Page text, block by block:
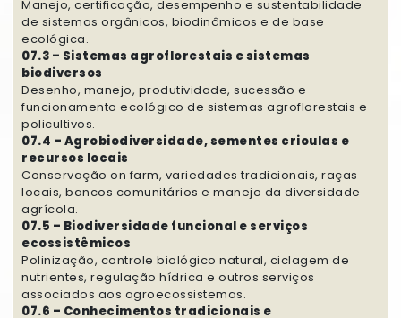
Manejo, certificação, desempenho e sustentabilidade
de sistemas orgânicos, biodinâmicos e de base
ecológica.
07.3 – Sistemas agroflorestais e sistemas
biodiversos
Desenho, manejo, produtividade, sucessão e
funcionamento ecológico de sistemas agroflorestais e
policultivos.
07.4 – Agrobiodiversidade, sementes crioulas e
recursos locais
Conservação on farm, variedades tradicionais, raças
locais, bancos comunitários e manejo da diversidade
agrícola.
07.5 – Biodiversidade funcional e serviços
ecossistêmicos
Polinização, controle biológico natural, ciclagem de
nutrientes, regulação hídrica e outros serviços
associados aos agroecossistemas.
07.6 – Conhecimentos tradicionais e